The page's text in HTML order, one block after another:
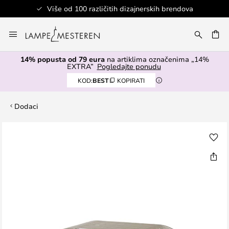
Više od 100 različitih dizajnerskih brendova
to
Content
14% popusta od 79 eurana artiklima označenima „14%
EXTRA” Pogledajte ponudu
KOD:BEST KOPIRATI
Dodaci